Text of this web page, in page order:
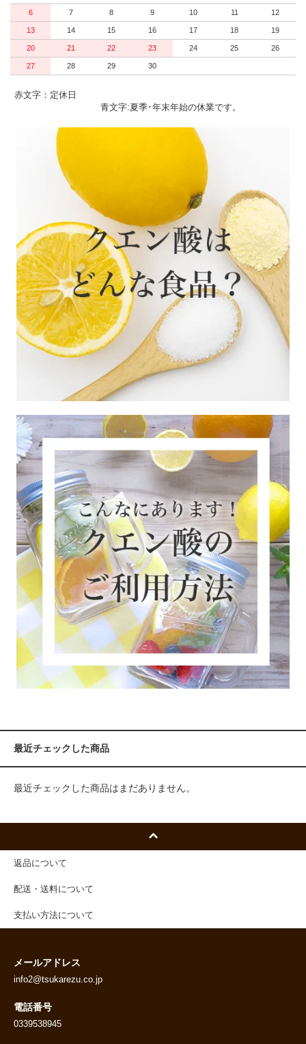
6 7 8 9 10 11 12
13 14 15 16 17 18 19
20 21 22 23 24 25 26
27 28 29 30
赤文字：定休日
青文字:夏季･年末年始の休業です。
最近チェックした商品
最近チェックした商品はまだありません。
返品について
配送・送料について
支払い方法について
メールアドレス
info2@tsukarezu.co.jp
電話番号
0339538945